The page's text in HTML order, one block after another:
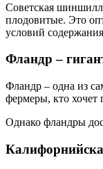
Советская
плодовитые. Это
условий
Фландр –
Фландр – одна из
фермеры, кто хочет
Однако фландры